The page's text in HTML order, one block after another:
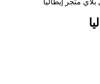
متجر إيطاليا